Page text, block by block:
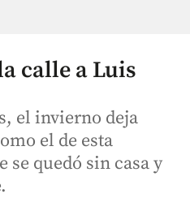
calle a Luis
el invierno deja
el de esta
quedó sin casa y